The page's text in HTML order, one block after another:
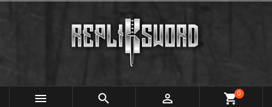
   shopping_cart0